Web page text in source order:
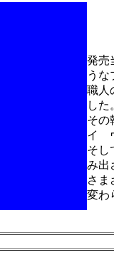
発売
うな
職人
した
その
イ
そし
み出
さま
変わ